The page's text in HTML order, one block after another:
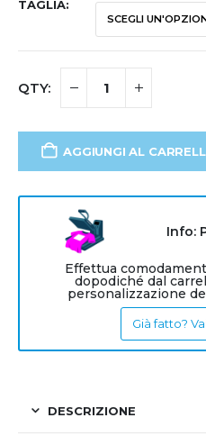
TAGLIA
AGGIUNGI AL
Info:
Effettua
dopodiché dal
personalizzazione
Già fatto?
DESCRIZIONE